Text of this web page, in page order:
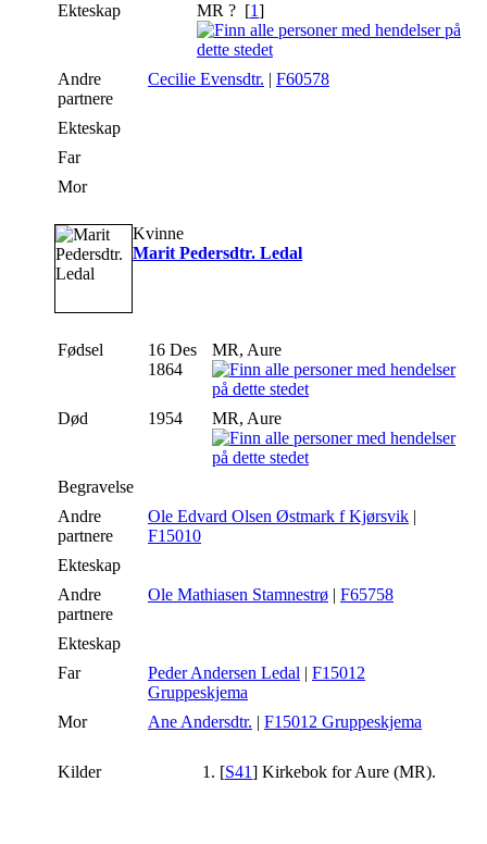
Ekteskap
MR ? [1]
Andre
partnere
Cecilie Evensdtr. | F60578
Ekteskap
Far
Mor
Kvinne
Marit Pedersdtr. Ledal
Fødsel
16 Des
1864
MR, Aure
Død 1954 MR, Aure
Begravelse
Andre
partnere
Ole Edvard Olsen Østmark f Kjørsvik |
F15010
Ekteskap
Andre
partnere
Ole Mathiasen Stamnestrø | F65758
Ekteskap
Far
Peder Andersen Ledal | F15012
Gruppeskjema
Mor
Ane Andersdtr. | F15012 Gruppeskjema
Kilder [S41] Kirkebok for Aure (MR).